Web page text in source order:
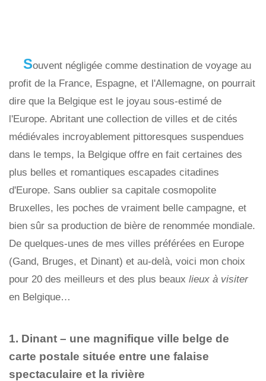
Souvent négligée comme destination de voyage au
profit de la France, Espagne, et l'Allemagne, on pourrait
dire que la Belgique est le joyau sous-estimé de
l'Europe. Abritant une collection de villes et de cités
médiévales incroyablement pittoresques suspendues
dans le temps, la Belgique offre en fait certaines des
plus belles et romantiques escapades citadines
d'Europe. Sans oublier sa capitale cosmopolite
Bruxelles, les poches de vraiment belle campagne, et
bien sûr sa production de bière de renommée mondiale.
De quelques-unes de mes villes préférées en Europe
(Gand, Bruges, et Dinant) et au-delà, voici mon choix
pour 20 des meilleurs et des plus beaux lieux à visiter
en Belgique…
1. Dinant – une magnifique ville belge de
carte postale située entre une falaise
spectaculaire et la rivière